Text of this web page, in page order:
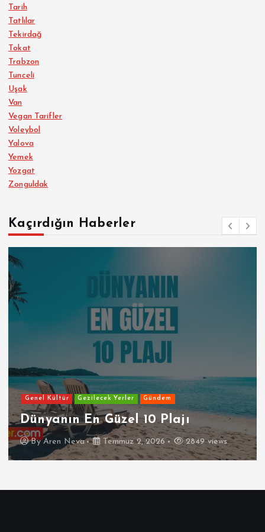
Tarih
Tatlılar
Tekirdağ
Tokat
Trabzon
Tunceli
Uşak
Van
Vegan Tarifler
Voleybol
Yalova
Yemek
Yozgat
Zonguldak
Kaçırdığın Haberler
Genel Kültür Gezilecek Yerler Gündem
Dünyanın En Güzel 10 Plajı
ByAren Neva Temmuz 2, 2026 2849 views